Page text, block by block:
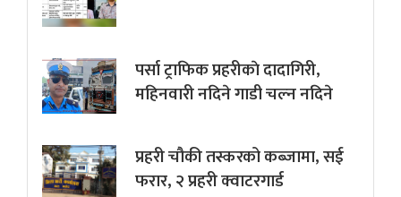
पर्सा ट्राफिक प्रहरीकाे दादागिरी,
महिनवारी नदिने गाडी चल्न नदिने
प्रहरी चौकी तस्करको कब्जामा, सई
फरार, २ प्रहरी क्वाटरगार्ड